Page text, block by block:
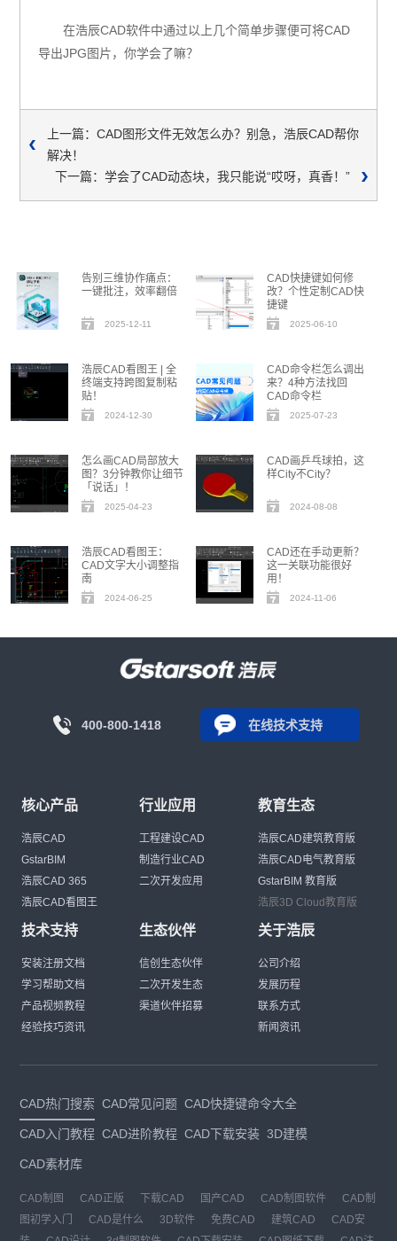
在浩辰CAD软件中通过以上几个简单步骤便可将CAD
导出JPG图片，你学会了嘛？
上一篇：CAD图形文件无效怎么办？别急，浩辰CAD帮你
解决！
下一篇：学会了CAD动态块，我只能说“哎呀，真香！”
告别三维协作痛点：
一键批注，效率翻倍
2025-12-11
CAD快捷键如何修
改？个性定制CAD快
捷键
2025-06-10
浩辰CAD看图王 | 全
终端支持跨图复制粘
贴！
2024-12-30
CAD命令栏怎么调出
来？4种方法找回
CAD命令栏
2025-07-23
怎么画CAD局部放大
图？3分钟教你让细节
「说话」！
2025-04-23
CAD画乒乓球拍，这
样City不City？
2024-08-08
浩辰CAD看图王：
CAD文字大小调整指
南
2024-06-25
CAD还在手动更新？
这一关联功能很好
用！
2024-11-06
400-800-1418 在线技术支持
核心产品
浩辰CAD
GstarBIM
浩辰CAD 365
浩辰CAD看图王
行业应用
工程建设CAD
制造行业CAD
二次开发应用
教育生态
浩辰CAD建筑教育版
浩辰CAD电气教育版
GstarBIM 教育版
浩辰3D Cloud教育版
技术支持
安装注册文档
学习帮助文档
产品视频教程
经验技巧资讯
生态伙伴
信创生态伙伴
二次开发生态
渠道伙伴招募
关于浩辰
公司介绍
发展历程
联系方式
新闻资讯
CAD热门搜索 CAD常见问题 CAD快捷键命令大全
CAD入门教程 CAD进阶教程 CAD下载安装 3D建模
CAD素材库
CAD制图 CAD正版 下载CAD 国产CAD CAD制图软件
CAD制
图初学入门
CAD是什么 3D软件 免费CAD 建筑CAD
CAD安